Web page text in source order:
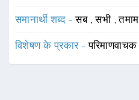
समानार्थी शब्द -सब ,सभी ,तमाम
विशेषण के प्रकार -परिमाणवाचक